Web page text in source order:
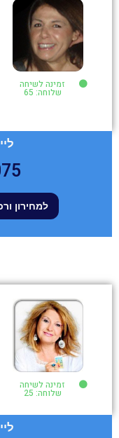
זמינה לשיחה
שלוחה: 65
למחירון
זמינה לשיחה
שלוחה: 25